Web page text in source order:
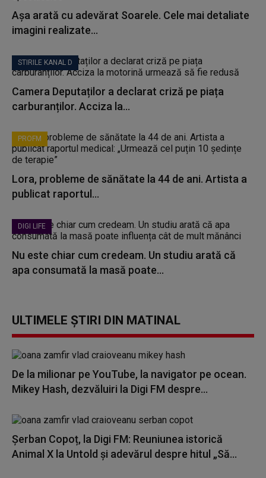
Așa arată cu adevărat Soarele. Cele mai detaliate
imagini realizate...
STIRILE KANAL D
Camera Deputaților a declarat criză pe piața
carburanților. Acciza la...
PROFM
Lora, probleme de sănătate la 44 de ani. Artista a
publicat raportul...
DIGI LIFE
Nu este chiar cum credeam. Un studiu arată că
apa consumată la masă poate...
ULTIMELE ȘTIRI DIN MATINAL
De la milionar pe YouTube, la navigator pe ocean.
Mikey Hash, dezvăluiri la Digi FM despre...
Șerban Copoț, la Digi FM: Reuniunea istorică
Animal X la Untold și adevărul despre hitul „Să...